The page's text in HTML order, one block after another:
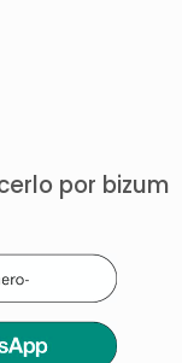
por bizum